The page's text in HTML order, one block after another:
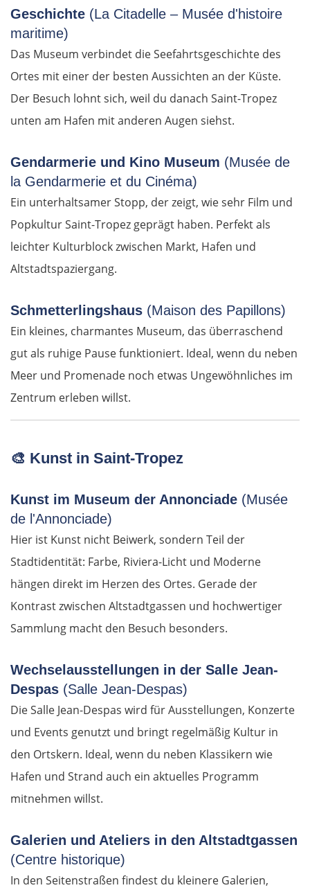
Geschichte (La Citadelle – Musée d'histoire
maritime)
Das Museum verbindet die Seefahrtsgeschichte des
Ortes mit einer der besten Aussichten an der Küste.
Der Besuch lohnt sich, weil du danach Saint-Tropez
unten am Hafen mit anderen Augen siehst.
Gendarmerie und Kino Museum (Musée de
la Gendarmerie et du Cinéma)
Ein unterhaltsamer Stopp, der zeigt, wie sehr Film und
Popkultur Saint-Tropez geprägt haben. Perfekt als
leichter Kulturblock zwischen Markt, Hafen und
Altstadtspaziergang.
Schmetterlingshaus (Maison des Papillons)
Ein kleines, charmantes Museum, das überraschend
gut als ruhige Pause funktioniert. Ideal, wenn du neben
Meer und Promenade noch etwas Ungewöhnliches im
Zentrum erleben willst.
🎨 Kunst in Saint-Tropez
Kunst im Museum der Annonciade (Musée
de l'Annonciade)
Hier ist Kunst nicht Beiwerk, sondern Teil der
Stadtidentität: Farbe, Riviera-Licht und Moderne
hängen direkt im Herzen des Ortes. Gerade der
Kontrast zwischen Altstadtgassen und hochwertiger
Sammlung macht den Besuch besonders.
Wechselausstellungen in der Salle Jean-
Despas (Salle Jean-Despas)
Die Salle Jean-Despas wird für Ausstellungen, Konzerte
und Events genutzt und bringt regelmäßig Kultur in
den Ortskern. Ideal, wenn du neben Klassikern wie
Hafen und Strand auch ein aktuelles Programm
mitnehmen willst.
Galerien und Ateliers in den Altstadtgassen
(Centre historique)
In den Seitenstraßen findest du kleinere Galerien,